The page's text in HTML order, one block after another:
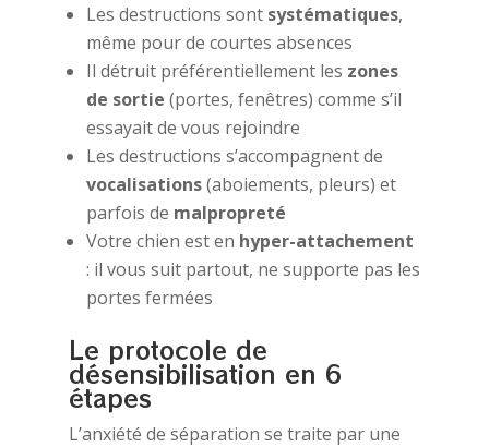
Les destructions sont systématiques,
même pour de courtes absences
Il détruit préférentiellement les zones
de sortie (portes, fenêtres) comme s’il
essayait de vous rejoindre
Les destructions s’accompagnent de
vocalisations(aboiements, pleurs) et
parfois de malpropreté
Votre chien est en hyper-attachement
: il vous suit partout, ne supporte pas les
portes fermées
Le protocole de
désensibilisation en 6
étapes
L’anxiété de séparation se traite par une